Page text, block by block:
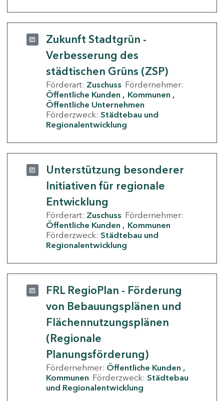
Zukunft Stadtgrün -
Verbesserung des
städtischen Grüns (ZSP)
Förderart: Zuschuss Fördernehmer:
Öffentliche Kunden
Kommunen
Öffentliche Unternehmen
Förderzweck: Städtebau und
Regionalentwicklung
Unterstützung besonderer
Initiativen für regionale
Entwicklung
Förderart: Zuschuss Fördernehmer:
Öffentliche Kunden
Kommunen
Förderzweck: Städtebau und
Regionalentwicklung
FRL RegioPlan - Förderung
von Bebauungsplänen und
Flächennutzungsplänen
(Regionale
Planungsförderung)
Fördernehmer: Öffentliche Kunden
Kommunen Förderzweck: Städtebau
und Regionalentwicklung